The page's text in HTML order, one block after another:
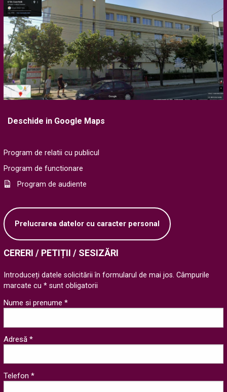
Deschide in Google Maps
Program de relatii cu publicul
Program de functionare
Program de audiente
Prelucrarea datelor cu caracter personal
CERERI / PETIȚII / SESIZĂRI
Introduceți datele solicitării în formularul de mai jos. Câmpurile
marcate cu * sunt obligatorii
Nume si prenume *
Adresă *
Telefon *